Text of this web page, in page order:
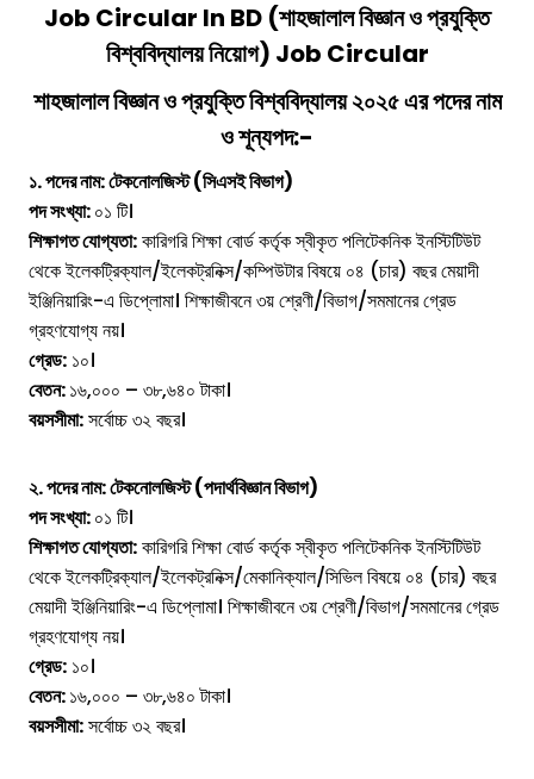
Job Circular In BD (শাহজালাল বিজ্ঞান ও প্রযুক্তি
বিশ্ববিদ্যালয়নিয়োগ) Job Circular
শাহজালাল বিজ্ঞান ও প্রযুক্তি বিশ্ববিদ্যালয় ২০২৫ এর পদের নাম
ও শূন্যপদ:-
১. পদের নাম: টেকনোলজিস্ট (সিএসই বিভাগ)
পদ সংখ্যা:০১ টি।
শিক্ষাগত যোগ্যতা:কারিগরি শিক্ষা বোর্ড কর্তৃক স্বীকৃত পলিটেকনিক ইনস্টিটিউট
থেকে ইলেকট্রিক্যাল/ইলেকট্রনিক্স/কম্পিউটার বিষয়ে ০৪ (চার) বছর মেয়াদী
ইঞ্জিনিয়ারিং-এ ডিপ্লোমা। শিক্ষাজীবনে ৩য় শ্রেণী/বিভাগ/সমমানের গ্রেড
গ্রহণযোগ্য নয়।
গ্রেড: ১০।
বেতন:১৬,০০০ – ৩৮,৬৪০ টাকা।
বয়সসীমা:সর্বোচ্চ ৩২ বছর।
২. পদের নাম: টেকনোলজিস্ট (পদার্থবিজ্ঞান বিভাগ)
পদ সংখ্যা:০১ টি।
শিক্ষাগত যোগ্যতা:কারিগরি শিক্ষা বোর্ড কর্তৃক স্বীকৃত পলিটেকনিক ইনস্টিটিউট
থেকে ইলেকট্রিক্যাল/ইলেকট্রনিক্স/মেকানিক্যাল/সিভিল বিষয়ে ০৪ (চার) বছর
মেয়াদী ইঞ্জিনিয়ারিং-এ ডিপ্লোমা। শিক্ষাজীবনে ৩য় শ্রেণী/বিভাগ/সমমানের গ্রেড
গ্রহণযোগ্য নয়।
গ্রেড: ১০।
বেতন:১৬,০০০ – ৩৮,৬৪০ টাকা।
বয়সসীমা:সর্বোচ্চ ৩২ বছর।